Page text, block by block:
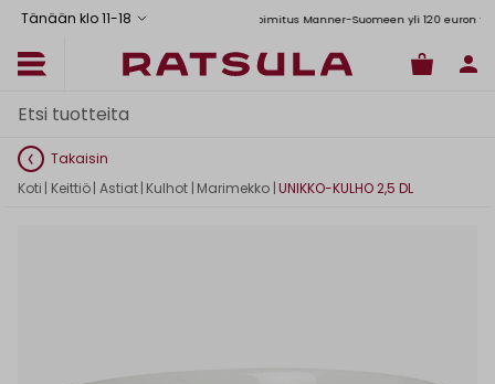
Tänään klo 11-18
Toimituskulut alk. 6,90€Ilmainen toimitus Manner-Suomeen yli 120 euron
Takaisin
Koti | Keittiö| Astiat | Kulhot | Marimekko |UNIKKO-KULHO 2,5 DL